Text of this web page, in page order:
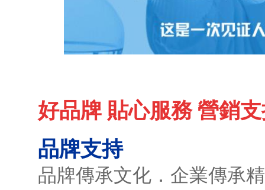
好品牌 貼心服務 營銷
品牌支持
品牌傳承文化．企業傳承精